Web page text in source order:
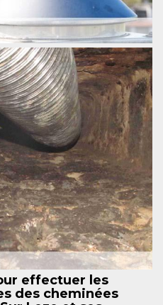
effectuer les
des cheminées